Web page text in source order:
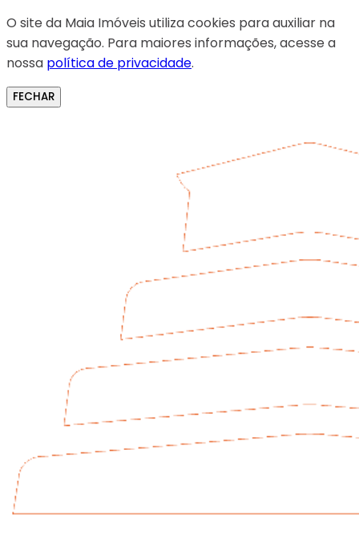
O site da Maia Imóveis utiliza cookies para auxiliar na
sua navegação. Para maiores informações, acesse a
nossa política de privacidade.
FECHAR